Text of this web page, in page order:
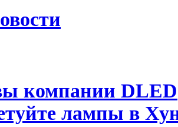
компании DLED
лампы в